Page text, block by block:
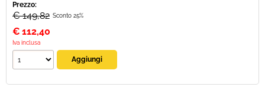
Prezzo:
€ 149,82 Sconto 25%
€ 112,40
Iva inclusa